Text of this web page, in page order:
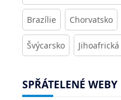
Brazílie Chorvatsko
Švýcarsko
SPŘÁTELENÉ WEBY